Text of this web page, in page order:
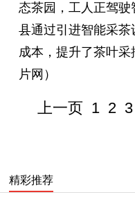
态茶园，工人正驾
县通过引进智能采
成本，提升了茶叶采
片网）
上一页 1 2 3
精彩推荐